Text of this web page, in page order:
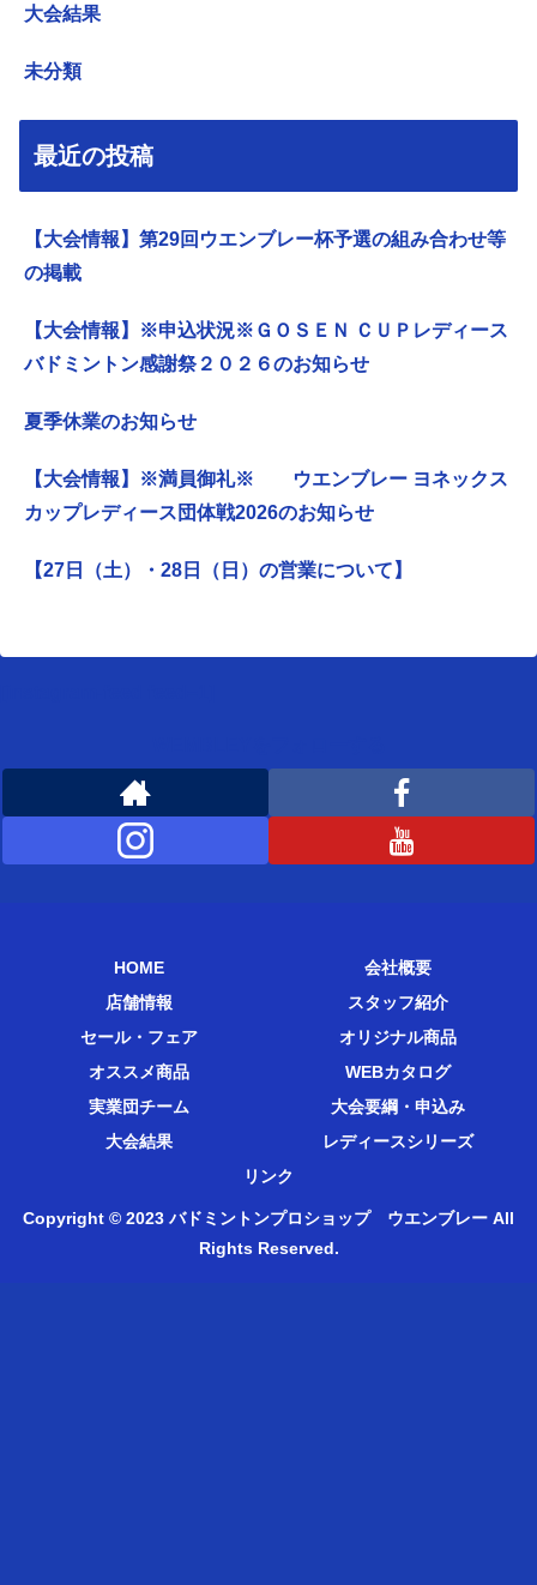
大会結果
未分類
最近の投稿
【大会情報】第29回ウエンブレー杯予選の組み合わせ等
の掲載
【大会情報】※申込状況※ＧＯＳＥＮ ＣＵＰレディース
バドミントン感謝祭２０２６のお知らせ
夏季休業のお知らせ
【大会情報】※満員御礼※ ウエンブレー ヨネックス
カップレディース団体戦2026のお知らせ
【27日（土）・28日（日）の営業について】
HOME
会社概要
店舗情報
スタッフ紹介
セール・フェア
オリジナル商品
オススメ商品
WEBカタログ
実業団チーム
大会要綱・申込み
大会結果
レディースシリーズ
リンク
Copyright © 2023 バドミントンプロショップ ウエンブレー All
Rights Reserved.